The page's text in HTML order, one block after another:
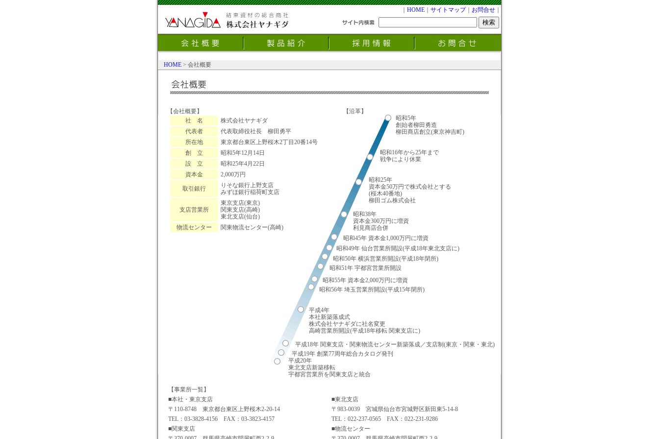
HOME サイトマップ｜ お問合せ
HOME > 会社概要
【会社概要】
【沿革】
社 名
株式会社ヤナギダ
代表者
代表取締役社長 柳田勇平
所在地
東京都台東区上野桜木2丁目20番14号
創 立
昭和5年12月14日
設 立
昭和25年4月22日
資本金
2,000万円
取引銀行
りそな銀行上野支店
みずほ銀行稲荷町支店
支店営業所
東京支店(東京)
関東支店(高崎)
東北支店(仙台)
物流センター
関東物流センター(高崎)
昭和5年
創始者柳田勇造
柳田商店創立(東京神吉町)
昭和16年から25年まで
戦争により休業
昭和25年
資本金50万円で株式会社とする
(桜木40番地)
柳田ゴム株式会社
昭和38年
資本金300万円に増資
利見商店合併
昭和45年 資本金1,000万円に増資
昭和49年 仙台営業所開設(平成18年東北支店に)
昭和50年 横浜営業所開設(平成18年閉所)
昭和51年 宇都宮営業所開設
昭和55年 資本金2,000万円に増資
昭和56年 埼玉営業所開設(平成15年閉所)
平成4年
本社新築落成式
株式会社ヤナギダに社名変更
高崎営業所開設(平成18年移転 関東支店に)
平成18年 関東支店・関東物流センター新築落成／支店制(東京・関東・東北)
平成19年 創業77周年総合カタログ発刊
平成20年
東北支店新築移転
宇都宮営業所を関東支店と統合
【事業所一覧】
■本社・東京支店
■東北支店
〒110-8748 東京都台東区上野桜木2-20-14
〒983-0039 宮城県仙台市宮城野区新田東5-14-8
TEL：03-3828-4156 FAX：03-3823-4157
TEL：022-237-0565 FAX：022-231-9286
■関東支店
■物流センター